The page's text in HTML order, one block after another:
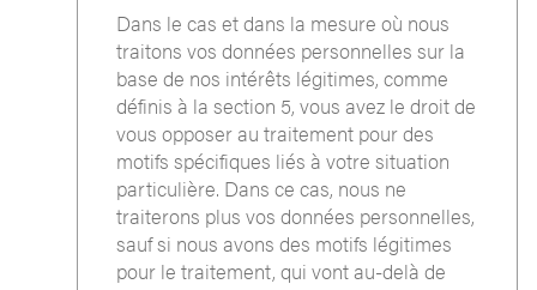
Dans le cas et dans la mesure où nous
traitons vos données personnelles sur la
base de nos intérêts légitimes, comme
définis à la section 5, vous avez le droit de
vous opposer au traitement pour des
motifs spécifiques liés à votre situation
particulière. Dans ce cas, nous ne
traiterons plus vos données personnelles,
sauf si nous avons des motifs légitimes
pour le traitement, qui vont au-delà de